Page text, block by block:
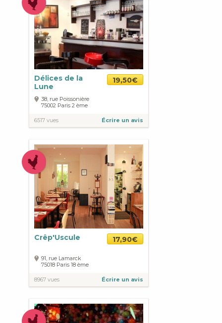
Délices de la
Lune
19,50€
38, rue Poissonière
75002 Paris 2 ème
6517 vues Écrire un avis
Crêp'Uscule 17,90€
91, rue Lamarck
75018 Paris 18 ème
8967 vues Écrire un avis